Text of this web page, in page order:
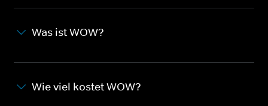
Was ist WOW?
Wie viel kostet WOW?